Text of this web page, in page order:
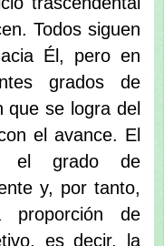
Todos siguen
Él, pero en
grados de
que se logra del
el avance. El
el grado de
y, por tanto,
proporción de
es decir, la